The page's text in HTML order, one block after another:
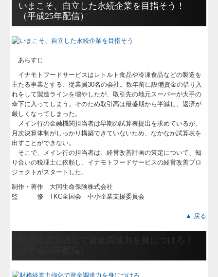
いまこそ、自立した永続企業を目指そう！
（平成25年配信）
あらすじ
イナモトフードサービスはレトルト食品や冷凍食品などの製造を
主たる事業とする、従業員30名の会社。数年前に設備資金の借り入
れをして製造ラインを増やしたが、取引先の地元スーパーが大手の
傘下に入ってしまう。そのため取引高は最盛期から半減し、返済が
厳しくなってしまった。
メイン行の金融機関担当者は早期の試算表提出を求めているが、
月次決算体制がしっかり構築できていないため、なかなか試算表を
出すことができない。
そこで、メイン行の担当者は、経営改善計画の策定について、知
り合いの税理士に依頼し、イナモトフードサービスの経営改善プロ
ジェクトがスタートした。
制作・著作 大同生命保険株式会社
監 修 TKC全国会 中小企業支援委員会
▲ 戻る
財務経営力強化で資金調達力を身につけろ！